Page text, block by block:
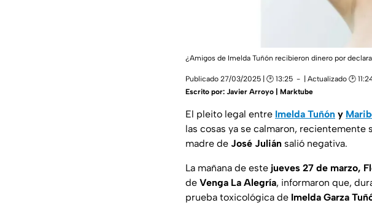
¿Amigos de Imelda Tuñón recibieron dinero por
Publicado 27/03/2025 | 🕑 13:25 | Actualizado 🕑
Escrito por: Javier Arroyo | Marktube
El pleito legal entre Imelda Tuñón y
las cosas ya se calmaron, recientemente
madre de José Julián salió negativa.
La mañana de este jueves 27 de marzo,
de Venga La Alegría, informaron que,
prueba toxicológica de Imelda Garza